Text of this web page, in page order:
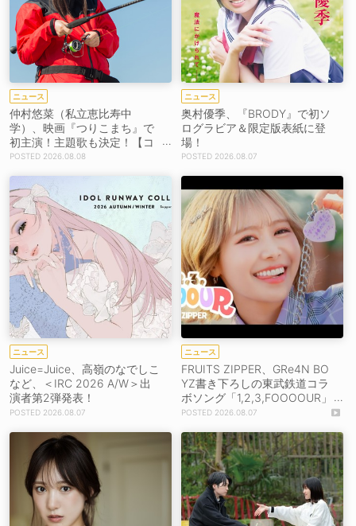
ニュース
仲村悠菜（私立恵比寿中
学）、映画『つりこまち』で
初主演！主題歌も決定！【コ
メントあり】
2026.08.08
ニュース
奥村優季、『BRODY』で初ソ
ログラビア＆限定版表紙に登
場！
2026.08.07
ニュース
Juice=Juice、高嶺のなでしこ
など、＜IRC 2026 A/W＞出
演者第2弾発表！
2026.08.07
ニュース
FRUITS ZIPPER、GRe4N BO
YZ書き下ろしの東武鉄道コラ
ボソング「1,2,3,FOOOOUR」
をリリース＆MV公開！
2026.08.07